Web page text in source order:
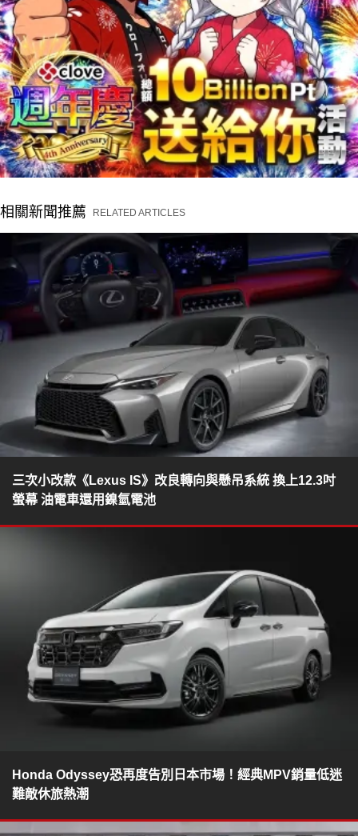
相關新聞推薦 RELATED ARTICLES
三次小改款《Lexus IS》改良轉向與懸吊系統 換上12.3吋
螢幕 油電車還用鎳氫電池
Honda Odyssey恐再度告別日本市場！經典MPV銷量低迷
難敵休旅熱潮